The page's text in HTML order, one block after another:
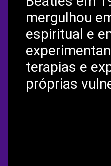
mergulhou
espiritual e
terapias e
próprias